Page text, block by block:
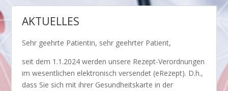
AKTUELLES
Sehr geehrte Patientin, sehr geehrter Patient,
seit dem 1.1.2024 werden unsere Rezept-Verordnungen
im wesentlichen elektronisch versendet (eRezept). D.h.,
dass Sie sich mit ihrer Gesundheitskarte in der